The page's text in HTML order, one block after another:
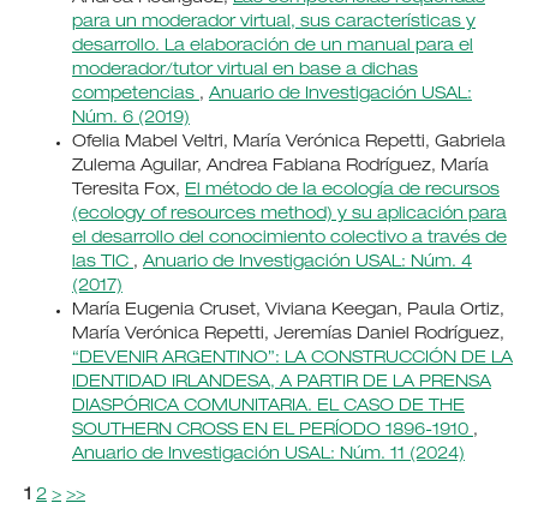
para un moderador virtual, sus características y
desarrollo. La elaboración de un manual para el
moderador/tutor virtual en base a dichas
competencias , Anuario de Investigación USAL:
Núm. 6 (2019)
Ofelia Mabel Veltri, María Verónica Repetti, Gabriela
Zulema Aguilar, Andrea Fabiana Rodríguez, María
Teresita Fox, El método de la ecología de recursos
(ecology of resources method) y su aplicación para
el desarrollo del conocimiento colectivo a través de
las TIC , Anuario de Investigación USAL: Núm. 4
(2017)
María Eugenia Cruset, Viviana Keegan, Paula Ortiz,
María Verónica Repetti, Jeremías Daniel Rodríguez,
“DEVENIR ARGENTINO”: LA CONSTRUCCIÓN DE LA
IDENTIDAD IRLANDESA, A PARTIR DE LA PRENSA
DIASPÓRICA COMUNITARIA. EL CASO DE THE
SOUTHERN CROSS EN EL PERÍODO 1896-1910 ,
Anuario de Investigación USAL: Núm. 11 (2024)
1 2 > >>